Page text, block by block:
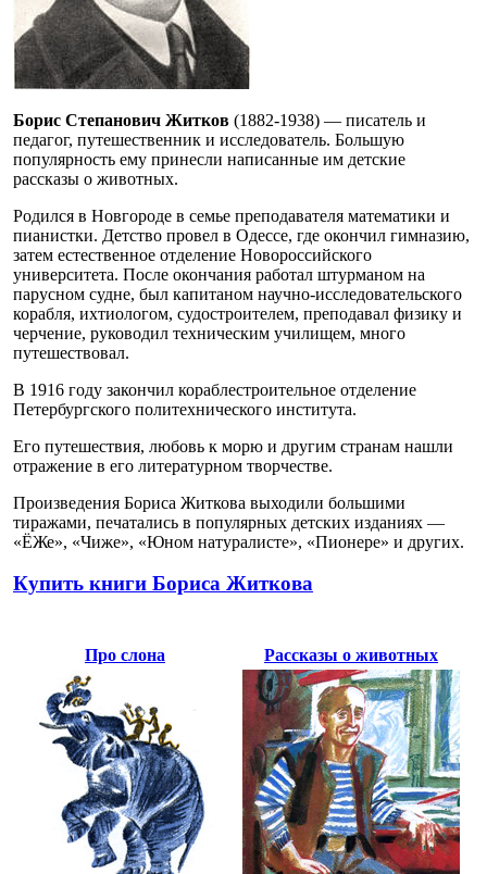
Борис Степанович Житков (1882-1938) — писатель и
педагог, путешественник и исследователь. Большую
популярность ему принесли написанные им детские
рассказы о животных.
Родился в Новгороде в семье преподавателя математики и
пианистки. Детство провел в Одессе, где окончил гимназию,
затем естественное отделение Новороссийского
университета. После окончания работал штурманом на
парусном судне, был капитаном научно-исследовательского
корабля, ихтиологом, судостроителем, преподавал физику и
черчение, руководил техническим училищем, много
путешествовал.
В 1916 году закончил кораблестроительное отделение
Петербургского политехнического института.
Его путешествия, любовь к морю и другим странам нашли
отражение в его литературном творчестве.
Произведения Бориса Житкова выходили большими
тиражами, печатались в популярных детских изданиях —
«ЁЖе», «Чиже», «Юном натуралисте», «Пионере» и других.
Купить книги Бориса Житкова
Про слона Рассказы о животных